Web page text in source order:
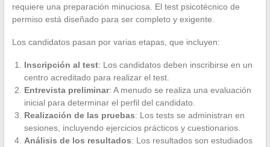
requiere una preparación minuciosa. El test psicotécnico de
permiso está diseñado para ser completo y exigente.
Los candidatos pasan por varias etapas, que incluyen:
Inscripción al test: Los candidatos deben inscribirse en un
centro acreditado para realizar el test.
Entrevista preliminar: A menudo se realiza una evaluación
inicial para determinar el perfil del candidato.
Realización de las pruebas: Los tests se administran en
sesiones, incluyendo ejercicios prácticos y cuestionarios.
Análisis de los resultados: Los resultados son estudiados